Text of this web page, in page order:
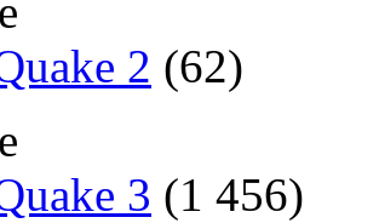
2 (62)
3 (1 456)